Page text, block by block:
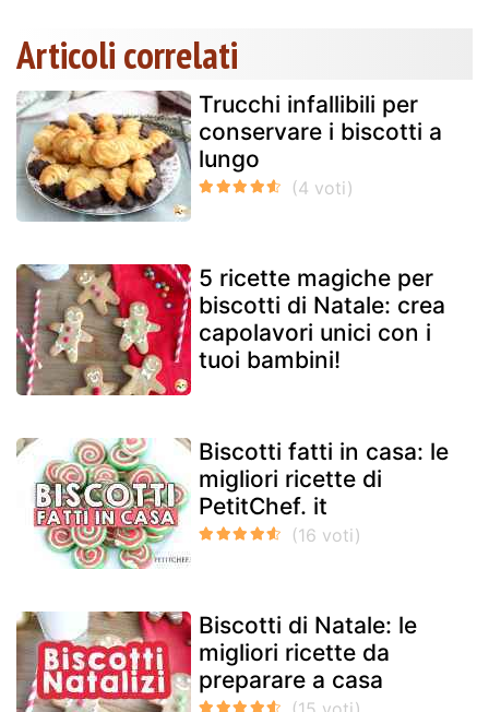
Articoli correlati
Trucchi infallibili per
conservare i biscotti a
lungo
5 ricette magiche per
biscotti di Natale: crea
capolavori unici con i
tuoi bambini!
Biscotti fatti in casa: le
migliori ricette di
PetitChef. it
Biscotti di Natale: le
migliori ricette da
preparare a casa